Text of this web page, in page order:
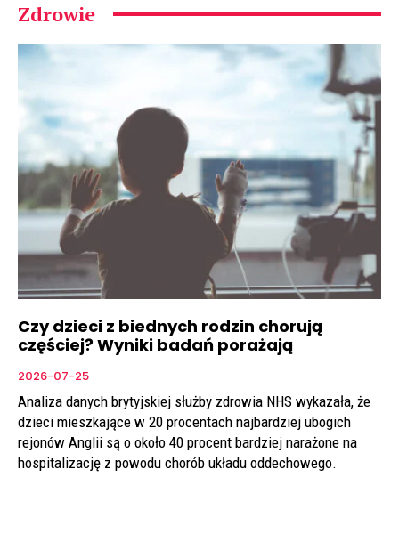
Zdrowie
Czy dzieci z biednych rodzin chorują
częściej? Wyniki badań porażają
2026-07-25
Analiza danych brytyjskiej służby zdrowia NHS wykazała, że
dzieci mieszkające w 20 procentach najbardziej ubogich
rejonów Anglii są o około 40 procent bardziej narażone na
hospitalizację z powodu chorób układu oddechowego.